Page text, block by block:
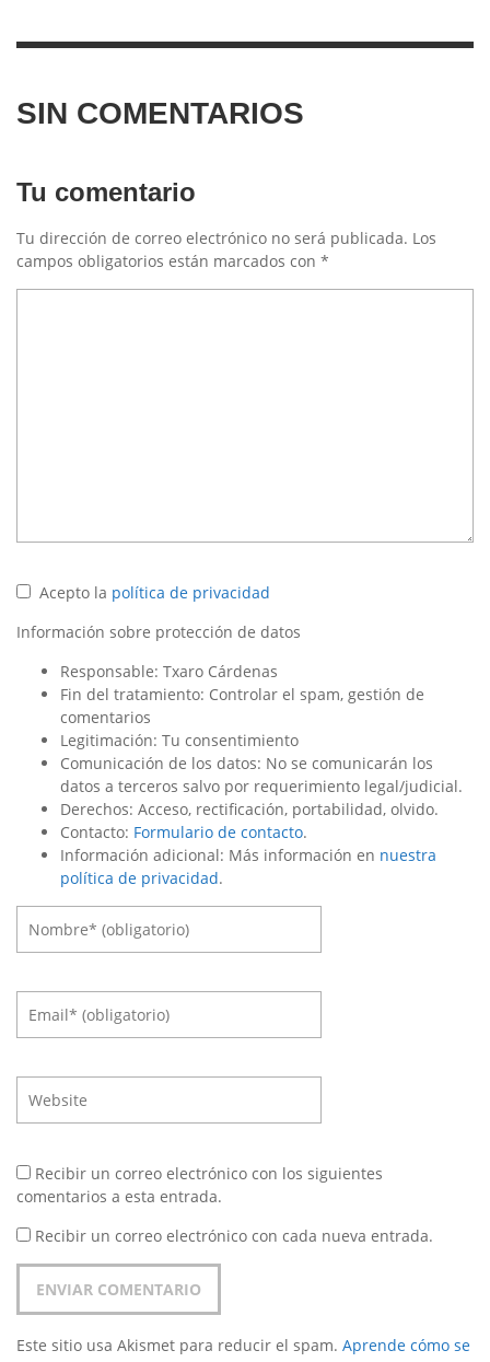
SIN COMENTARIOS
Tu comentario
Tu dirección de correo electrónico no será publicada. Los
campos obligatorios están marcados con *
Acepto la política de privacidad
Información sobre protección de datos
Responsable: Txaro Cárdenas
Fin del tratamiento: Controlar el spam, gestión de
comentarios
Legitimación: Tu consentimiento
Comunicación de los datos: No se comunicarán los
datos a terceros salvo por requerimiento legal/judicial.
Derechos: Acceso, rectificación, portabilidad, olvido.
Contacto: Formulario de contacto.
Información adicional: Más información en nuestra
política de privacidad.
Recibir un correo electrónico con los siguientes
comentarios a esta entrada.
Recibir un correo electrónico con cada nueva entrada.
Este sitio usa Akismet para reducir el spam. Aprende cómo se